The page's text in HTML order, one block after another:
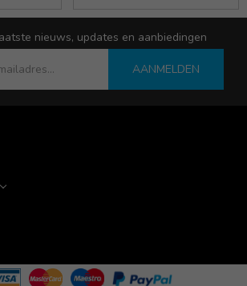
nieuws, updates en aanbiedingen
AANMELDEN